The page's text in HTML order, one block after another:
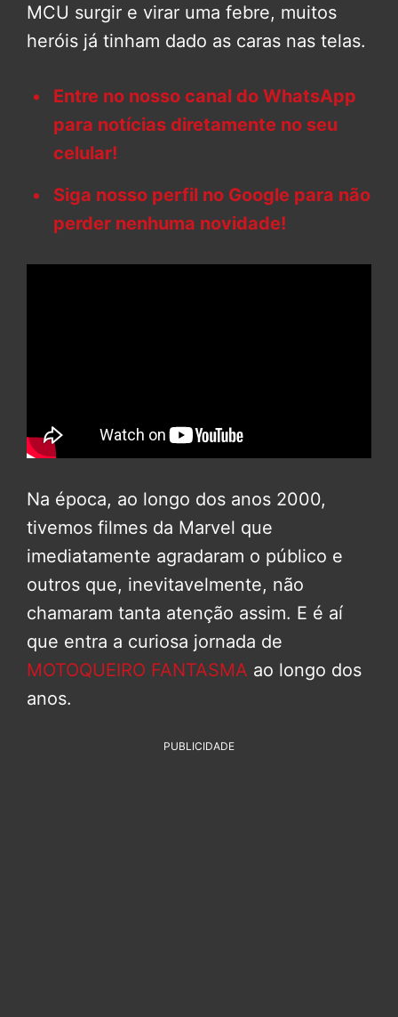
MCU surgir e virar uma febre, muitos
heróis já tinham dado as caras nas telas.
Entre no nosso canal do WhatsApp
para notícias diretamente no seu
celular!
Siga nosso perfil no Google para não
perder nenhuma novidade!
Na época, ao longo dos anos 2000,
tivemos filmes da Marvel que
imediatamente agradaram o público e
outros que, inevitavelmente, não
chamaram tanta atenção assim. E é aí
que entra a curiosa jornada de
MOTOQUEIRO FANTASMA ao longo dos
anos.
PUBLICIDADE